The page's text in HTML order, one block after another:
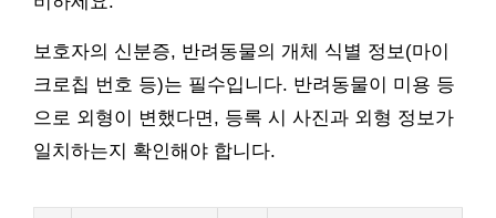
보호자의 신분증, 반려동물의 개체 식별 정보(마이
크로칩 번호 등)는 필수입니다. 반려동물이 미용 등
으로 외형이 변했다면, 등록 시 사진과 외형 정보가
일치하는지 확인해야 합니다.